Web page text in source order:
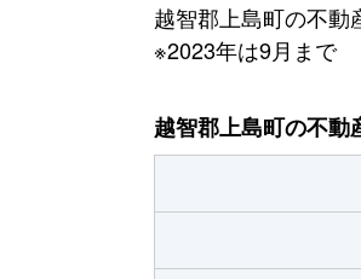
越智郡上島町の不動
※2023年は9月まで
越智郡上島町の不動